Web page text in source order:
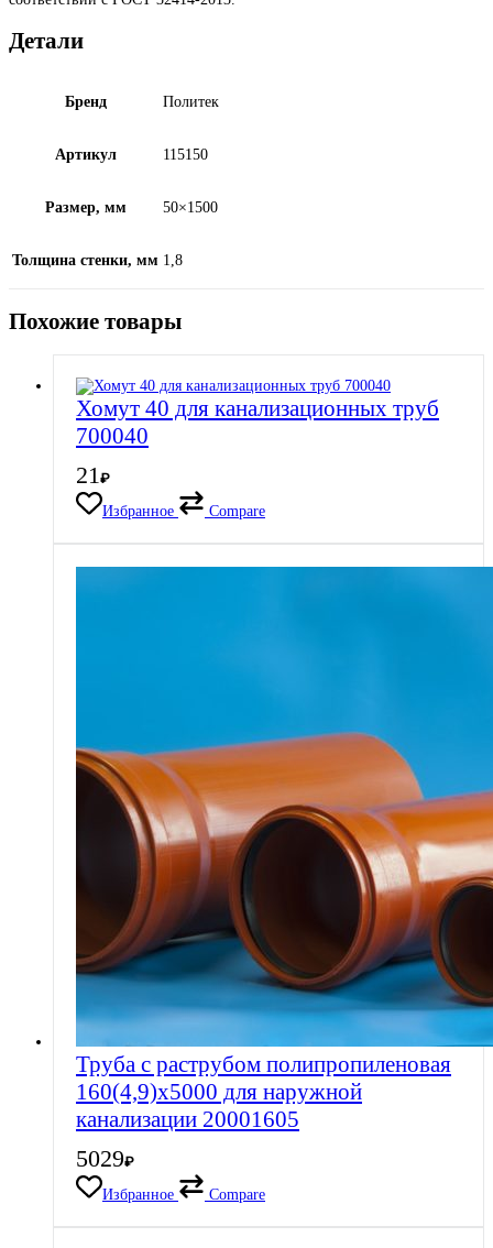
Детали
Бренд Политек
Артикул 115150
Размер, мм 50×1500
Толщина стенки, мм 1,8
Похожие товары
Хомут 40 для канализационных труб
700040
21₽
Избранное
Compare
Труба с раструбом полипропиленовая
160(4,9)х5000 для наружной
канализации 20001605
5029₽
Избранное
Compare